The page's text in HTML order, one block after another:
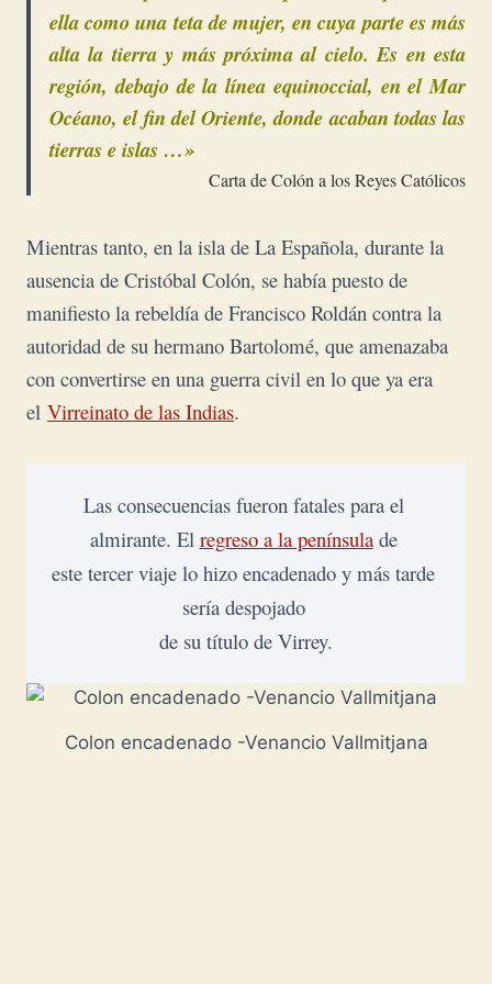
ella como una teta de mujer, en cuya parte es más
alta la tierra y más próxima al cielo. Es en esta
región, debajo de la línea equinoccial, en el Mar
Océano, el fin del Oriente, donde acaban todas las
tierras e islas …»
Carta de Colón a los Reyes Católicos
Mientras tanto, en la isla de La Española, durante la
ausencia de Cristóbal Colón, se había puesto de
manifiesto la rebeldía de Francisco Roldán contra la
autoridad de su hermano Bartolomé, que amenazaba
con convertirse en una guerra civil en lo que ya era
el Virreinato de las Indias.
Las consecuencias fueron fatales para el
almirante. El regreso a la península de
este tercer viaje lo hizo encadenado y más tarde
sería despojado
de su título de Virrey.
Colon encadenado -Venancio Vallmitjana